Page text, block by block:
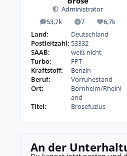
Administrator
53,7k
Beiträge 7
Lösungen6,7k
Land:
Deutschland
Postleitzahl: 53332
SAAB:
weiß nicht
Turbo:
FPT
Kraftstoff:
Benzin
Beruf:
Vorruhestand
Ort:
Bornheim/Rheinl
and
Titel:
Brosefuzius
An der